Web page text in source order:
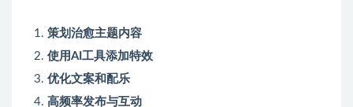
策划治愈主题内容
使用AI工具添加特效
优化文案和配乐
高频率发布与互动